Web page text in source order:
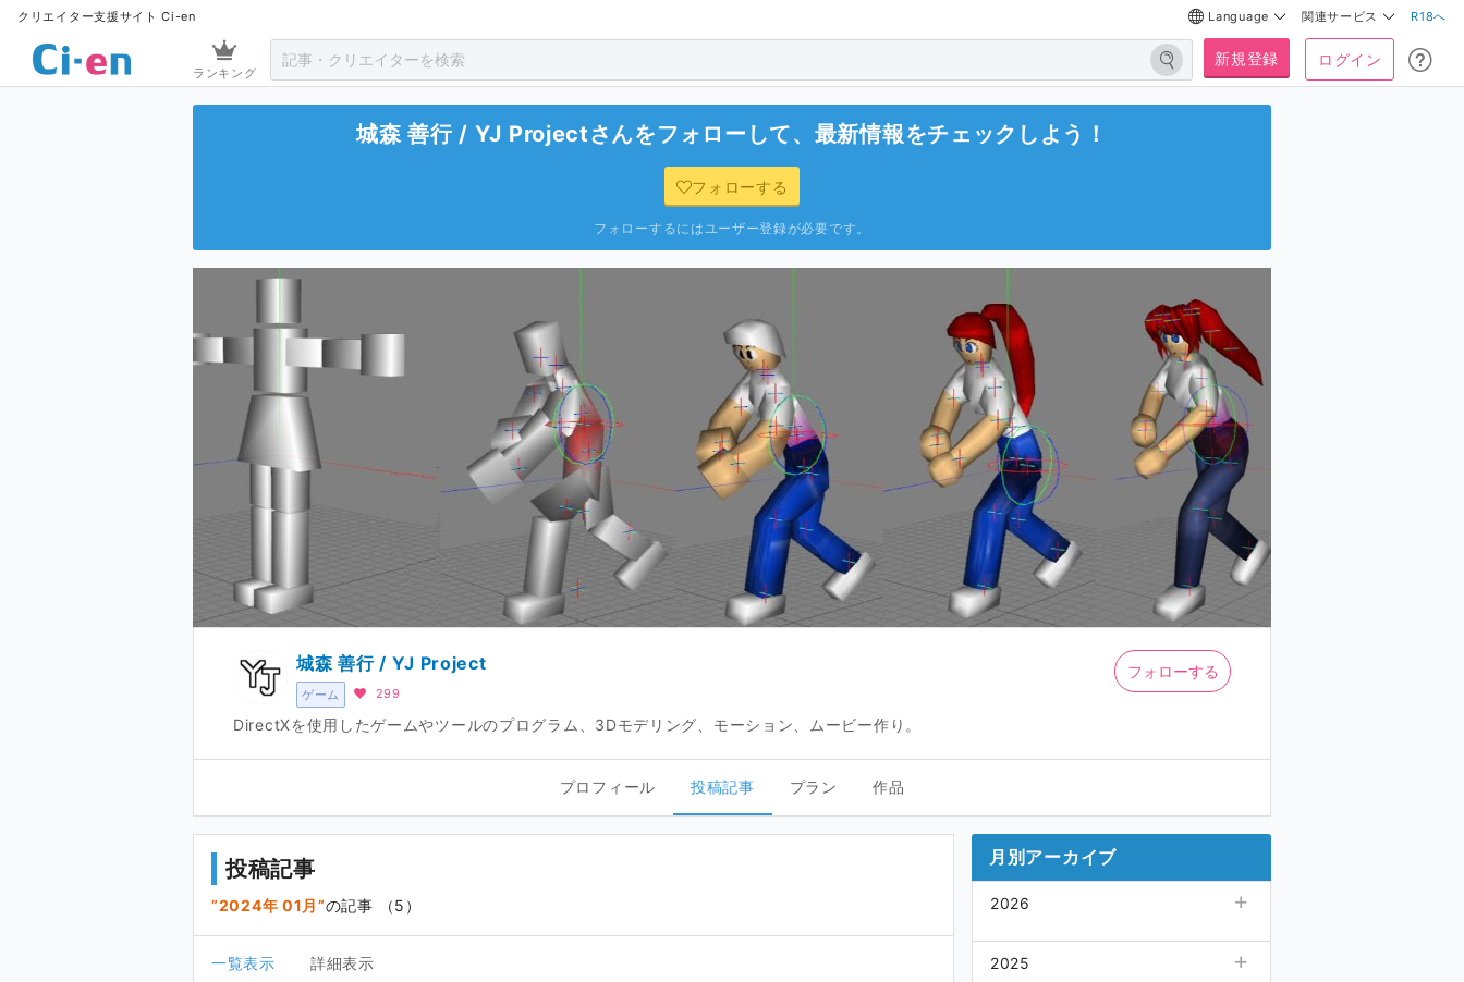
クリエイター支援サイト Ci-en Language 関連サービス R18へ
ランキング
新規登録 ログイン
城森 善行 / YJ Projectさんをフォローして、最新情報をチェックしよう！
フォローする
フォローするにはユーザー登録が必要です。
ゲーム
城森 善行 / YJ Project
299
DirectXを使用したゲームやツールのプログラム、3Dモデリング、モーション、ムービー作り。
フォローする
プロフィール 投稿記事 プラン 作品
投稿記事
2024年 01月 の記事 （5）
一覧表示 詳細表示
月別アーカイブ
2026
07月
2025